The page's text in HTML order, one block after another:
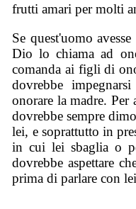
frutti amari per molti
Se quest'uomo
Dio lo chiama ad
comanda ai figli di
dovrebbe
onorare la madre. Per
dovrebbe sempre
lei, e soprattutto in
in cui lei sbaglia o
dovrebbe aspettare
prima di parlare con